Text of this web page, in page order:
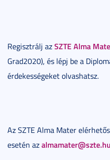
Regisztrálj azSZTE Alma
Grad2020), és lépj be a
érdekességeket olvashatsz.
Az SZTE Alma Mater
esetén azalmamater@szte.hu